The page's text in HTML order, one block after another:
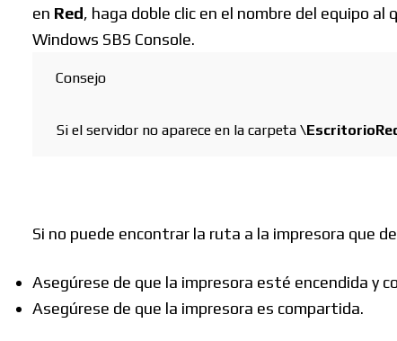
en Red, haga doble clic en el nombre del equipo
Windows SBS Console.
Consejo
Si el servidor no aparece en la carpeta
Si no puede encontrar la ruta a la impresora que
Asegúrese de que la impresora esté encendida y
Asegúrese de que la impresora es compartida.